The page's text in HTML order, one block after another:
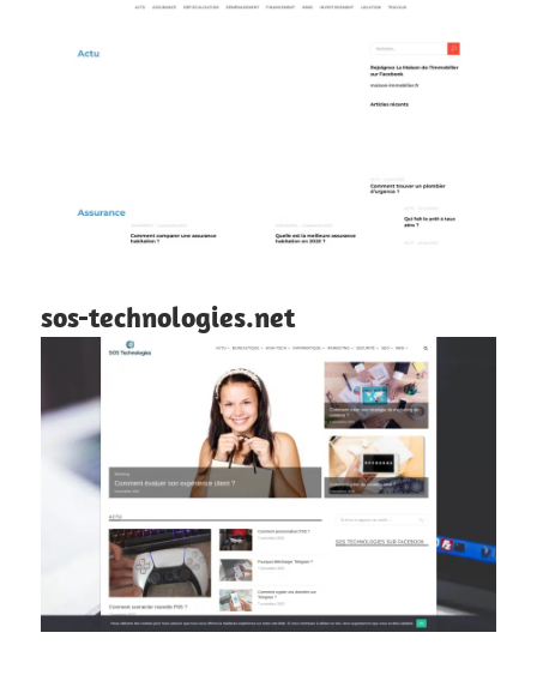
sos-technologies.net